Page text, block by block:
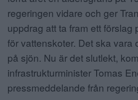
regeringen vidare och ger
uppdrag att ta fram ett förslag
för vattenskoter. Det ska vara
på sjön. Nu är det slutlekt,
infrastrukturminister Tomas
pressmeddelande från